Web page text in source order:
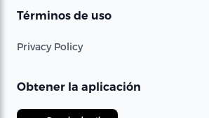
Términos de uso
Privacy Policy
Obtener la aplicación